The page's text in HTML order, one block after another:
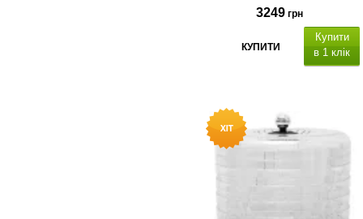
3249 грн
КУПИТИ
Купити
в 1 клік